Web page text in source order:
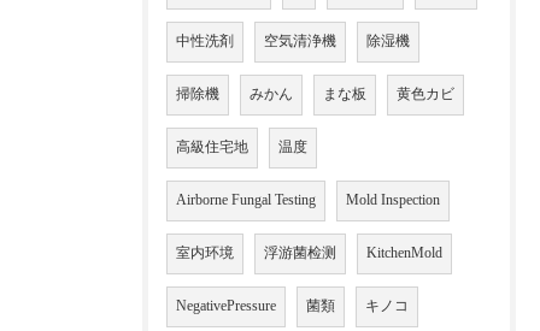
中性洗剤 空気清浄機 除湿機
掃除機 みかん まな板 黄色カビ
高級住宅地 温度
Airborne Fungal Testing Mold Inspection
室内环境 浮游菌检测 KitchenMold
NegativePressure 菌類 キノコ